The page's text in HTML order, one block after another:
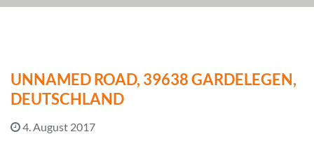
UNNAMED ROAD, 39638 GARDELEGEN,
DEUTSCHLAND
4. August 2017